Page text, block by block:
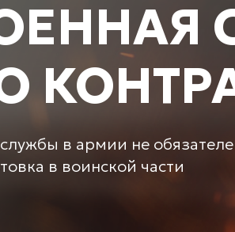
в армии не
в воинской части